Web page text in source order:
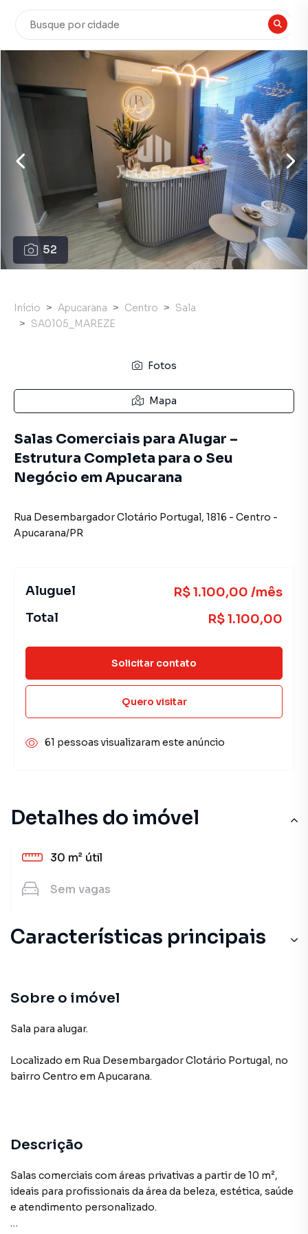
52
Detalhes do imóvel
30 m² útil
Sem vagas
Características principais
Sobre o imóvel
Sala para alugar.
Localizado em Rua Desembargador Clotário Portugal, no
bairro Centro em Apucarana.
Descrição
Salas comerciais com áreas privativas a partir de 10 m²,
ideais para profissionais da área da beleza, estética, saúde
e atendimento personalizado.
Início Apucarana Centro
Sala
SA0105_MAREZE
Fotos
Mapa
Salas Comerciais para Alugar –
Estrutura Completa para o Seu
Negócio em Apucarana
Rua Desembargador Clotário Portugal, 1816 - Centro -
Apucarana/PR
Aluguel
R$ 1.100,00 /mês
Total
R$ 1.100,00
Solicitar contato
Quero visitar
61 pessoas visualizaram este anúncio